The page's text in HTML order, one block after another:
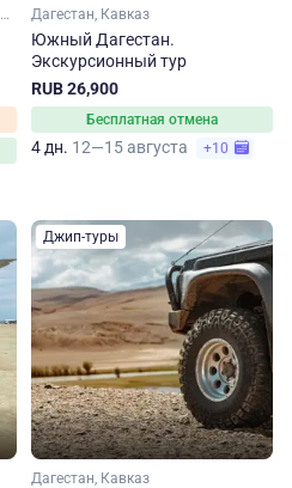
Кавказ, Ингушетия, Чечня, Северная Осетия, Дагестан Дагестан, Кавказ
Южный Дагестан.
Экскурсионный тур
RUB 26,900
Бесплатная отмена
4 дн. 12—15 августа +10
Джип-туры
Дагестан, Кавказ